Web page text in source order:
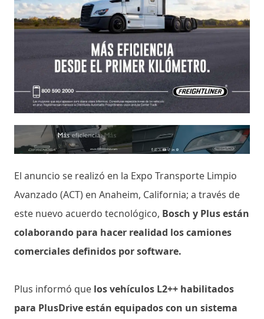
El anuncio se realizó en la Expo Transporte Limpio
Avanzado (ACT) en Anaheim, California; a través de
este nuevo acuerdo tecnológico, Bosch y Plus están
colaborando para hacer realidad los camiones
comerciales definidos por software.
Plus informó que los vehículos L2++ habilitados
para PlusDrive están equipados con un sistema